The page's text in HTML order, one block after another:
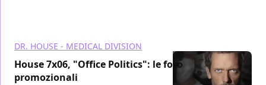
DR. HOUSE - MEDICAL DIVISION
House 7x06, "Office Politics": le foto
promozionali